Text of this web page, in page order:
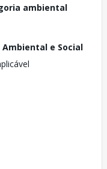
ambiental
Ambiental e Social